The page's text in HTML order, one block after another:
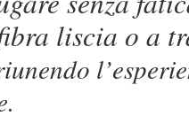
liscia o a